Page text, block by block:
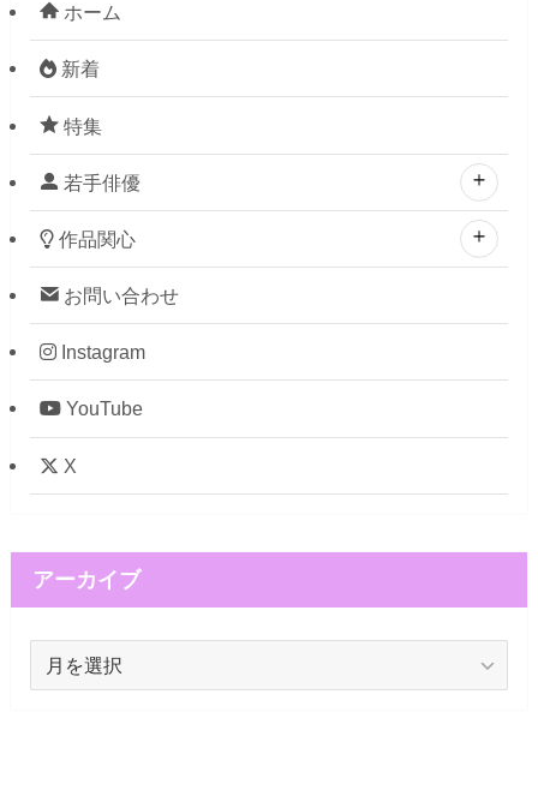
ホーム
新着
特集
若手俳優
作品関心
お問い合わせ
Instagram
YouTube
X
アーカイブ